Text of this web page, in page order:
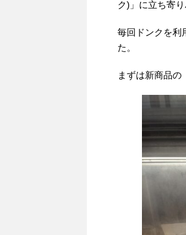
ク)」に立ち寄
毎回ドンクを利
た。
まずは新商品の